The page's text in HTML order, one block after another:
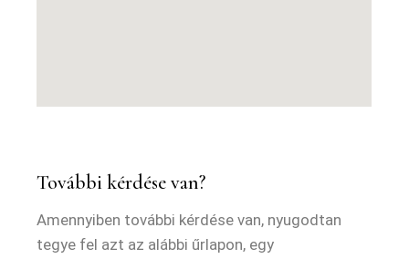
További kérdése van?
Amennyiben további kérdése van, nyugodtan
tegye fel azt az alábbi űrlapon, egy